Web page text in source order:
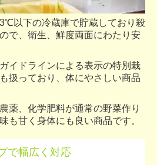
以下の冷蔵庫で貯蔵しており殺
で、衛生、鮮度両面にわたり安
イドラインによる表示の特別栽
扱っており、体にやさしい商品
薬、化学肥料が通常の野菜作り
も甘く身体にも良い商品です。
で幅広く対応